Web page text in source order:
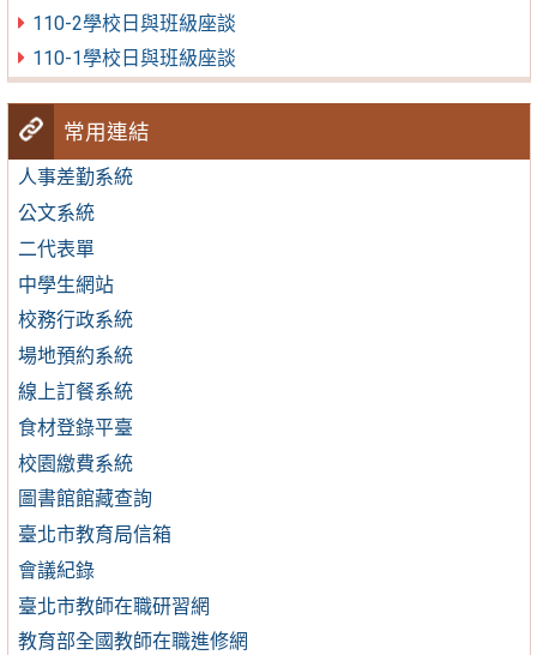
110-2學校日與班級座談
110-1學校日與班級座談
常用連結
人事差勤系統
公文系統
二代表單
中學生網站
校務行政系統
場地預約系統
線上訂餐系統
食材登錄平臺
校園繳費系統
圖書館館藏查詢
臺北市教育局信箱
會議紀錄
臺北市教師在職研習網
教育部全國教師在職進修網